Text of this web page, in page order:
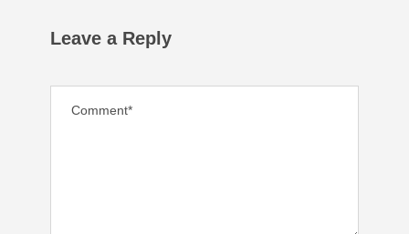
Leave a Reply